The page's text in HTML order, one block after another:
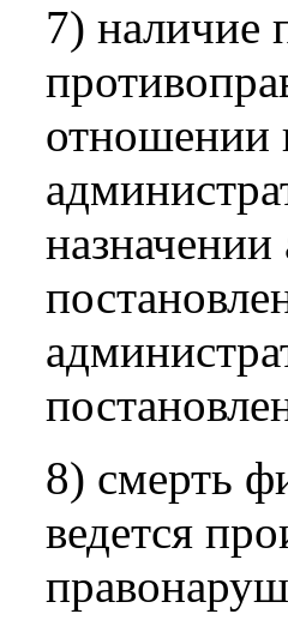
7) наличие
отношении
8) смерть
ведется